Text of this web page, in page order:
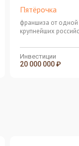
Пятёрочка
франшиза от одной
крупнейших
дома"
Инвестиции
20 000 000 ₽